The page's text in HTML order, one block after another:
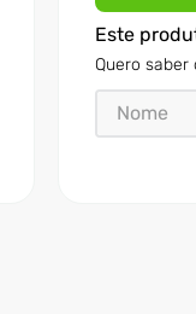
Este
Quero